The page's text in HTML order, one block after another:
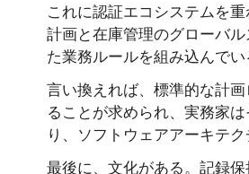
これに認証エコシステムを
計画と在庫管理のグローバ
た業務ルールを組み込んで
言い換えれば、標準的な計画
ることが求められ、実務家
り、ソフトウェアアーキテ
最後に、文化がある。記録